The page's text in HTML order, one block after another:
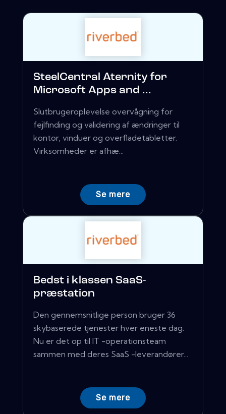
SteelCentral Aternity for
Microsoft Apps and ...
Slutbrugeroplevelse overvågning for
fejlfinding og validering af ændringer til
kontor, vinduer og overfladetabletter.
Virksomheder er afhæ...
Se mere
Bedst i klassen SaaS-
præstation
Den gennemsnitlige person bruger 36
skybaserede tjenester hver eneste dag.
Nu er det op til IT -operationsteam
sammen med deres SaaS -leverandører...
Se mere